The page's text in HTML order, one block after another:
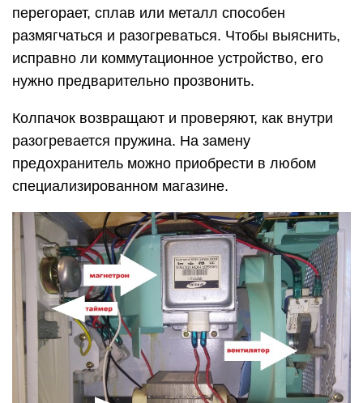
перегорает, сплав или металл способен
размягчаться и разогреваться. Чтобы выяснить,
исправно ли коммутационное устройство, его
нужно предварительно прозвонить.
Колпачок возвращают и проверяют, как внутри
разогревается пружина. На замену
предохранитель можно приобрести в любом
специализированном магазине.